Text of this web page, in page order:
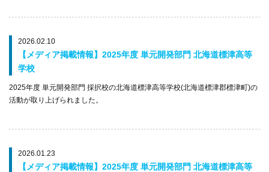
2026.02.10
【メディア掲載情報】2025年度 単元開発部門 北海道標津高等
学校
2025年度 単元開発部門 採択校の北海道標津高等学校(北海道標津郡標津町)の
活動が取り上げられました。
2026.01.23
【メディア掲載情報】2025年度 単元開発部門 北海道標津高等